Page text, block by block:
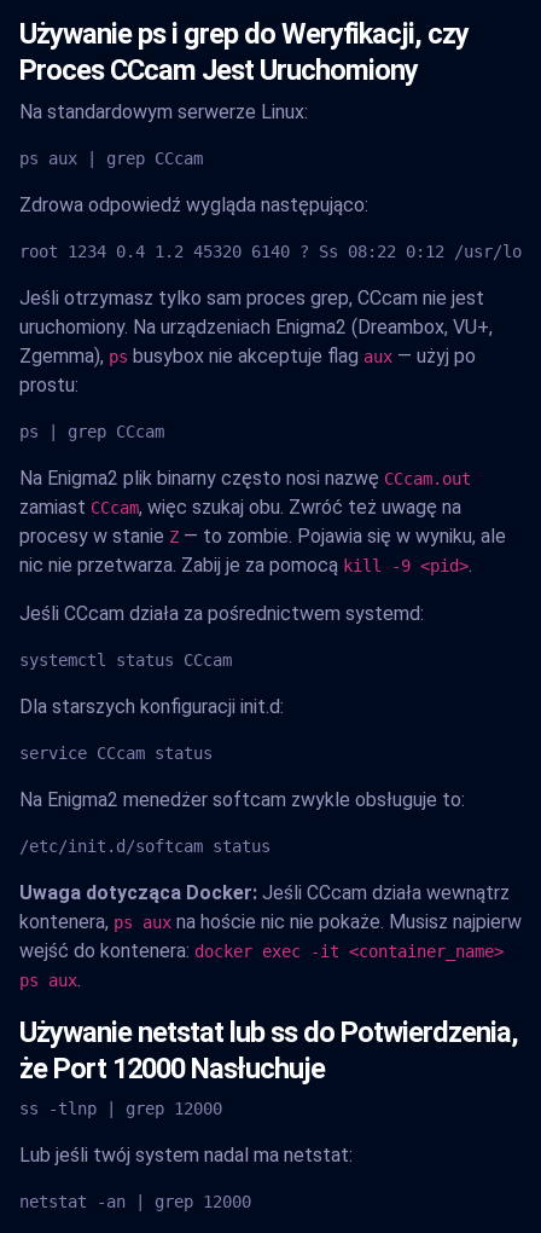
Używanie ps i grep do Weryfikacji, czy
Proces CCcam Jest Uruchomiony
Na standardowym serwerze Linux:
ps aux | grep CCcam
Zdrowa odpowiedź wygląda następująco:
root 1234 0.4 1.2 45320 6140 ? Ss 08:22 0:12 /usr/
Jeśli otrzymasz tylko sam proces grep, CCcam nie jest
uruchomiony. Na urządzeniach Enigma2 (Dreambox, VU+,
Zgemma), ps busybox nie akceptuje flag aux — użyj po
prostu:
ps | grep CCcam
Na Enigma2 plik binarny często nosi nazwę CCcam.out
zamiast CCcam, więc szukaj obu. Zwróć też uwagę na
procesy w stanie Z — to zombie. Pojawia się w wyniku, ale
nic nie przetwarza. Zabij je za pomocą kill -9 <pid>
Jeśli CCcam działa za pośrednictwem systemd:
systemctl status CCcam
Dla starszych konfiguracji init.d:
service CCcam status
Na Enigma2 menedżer softcam zwykle obsługuje to:
/etc/init.d/softcam status
Uwaga dotycząca Docker: Jeśli CCcam działa wewnątrz
kontenera, ps aux na hoście nic nie pokaże. Musisz najpierw
wejść do kontenera: docker exec -it <container_name>
ps aux
Używanie netstat lub ss do Potwierdzenia,
że Port 12000 Nasłuchuje
ss -tlnp | grep 12000
Lub jeśli twój system nadal ma netstat:
netstat -an | grep 12000